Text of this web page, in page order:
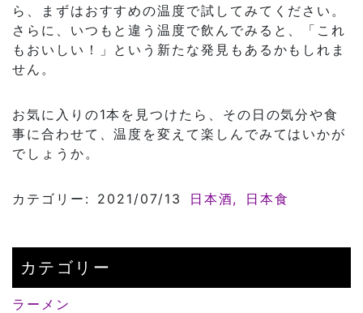
ら、まずはおすすめの温度で試してみてください。
さらに、いつもと違う温度で飲んでみると、「これ
もおいしい！」という新たな発見もあるかもしれま
せん。
お気に入りの1本を見つけたら、その日の気分や食
事に合わせて、温度を変えて楽しんでみてはいかが
でしょうか。
カテゴリー: 2021/07/13 日本酒 日本食
カテゴリー
ラーメン